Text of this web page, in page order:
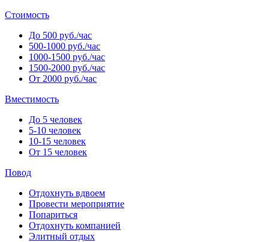
Стоимость
До 500 руб./час
500-1000 руб./час
1000-1500 руб./час
1500-2000 руб./час
От 2000 руб./час
Вместимость
До 5 человек
5-10 человек
10-15 человек
От 15 человек
Повод
Отдохнуть вдвоем
Провести мероприятие
Попариться
Отдохнуть компанией
Элитный отдых